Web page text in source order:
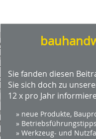
die romanische
ihrer Sanierung
romanische Größe
statische Sicherheit
um 15 cm und die
das Dachtragwerk und
heute steinsichtige
– soll zum Schutz
werden, denn die
Zustand, der in
Sie fanden diesen
Sie sich doch zu
12 x pro Jahr
» neue Produkte,
»
» Werkzeug- und